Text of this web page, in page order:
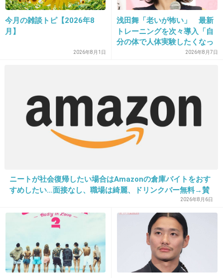
出典：stat001.ameba.jp
+282 -8
+86
2014/05/30(金) 01:04:25
わいいとか思ってそう。
-9
西山茉希は子供の顔出ししてないみたいだけ
ど、優樹菜が載せたベビーカー画像でほんのり
今月の雑談トピ【2026年8
月】
2026年8月1日
浅田舞「老いが怖い」 最新
トレーニングを次々導入「自
分の体で人体実験したくなっ
2026年8月7日
ニートが社会復帰したい場合はAmazonの倉庫バイトをおす
すめしたい…面接なし、職場は綺麗、ドリンクバー無料→賛
否両論、場所によって全然違う「コンビニバイトの方がマ
シ」との声も
2026年8月6日